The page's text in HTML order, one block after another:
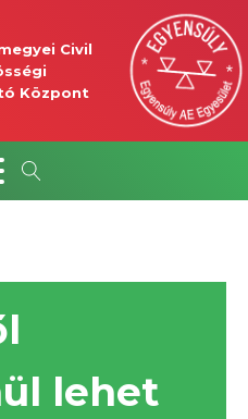
Civil
Központ
lehet